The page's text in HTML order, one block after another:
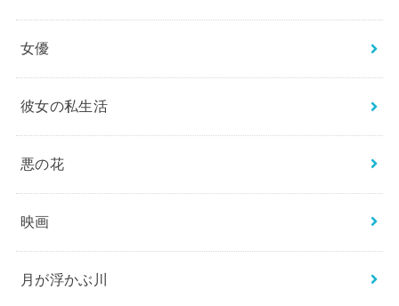
女優
彼女の私生活
悪の花
映画
月が浮かぶ川